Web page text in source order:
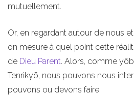
mutuellement.
Or, en regardant autour de nous
on mesure à quel point cette
de Dieu Parent. Alors, comme
Tenrikyō, nous pouvons nous
pouvons ou devons faire.